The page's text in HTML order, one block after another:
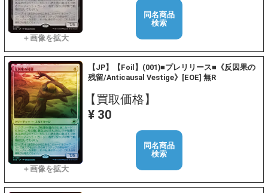
同名商品
検索
【JP】【Foil】(001)■プレリリース■《反因果の
残留/Anticausal Vestige》[EOE] 無R
【買取価格】
¥ 30
同名商品
検索